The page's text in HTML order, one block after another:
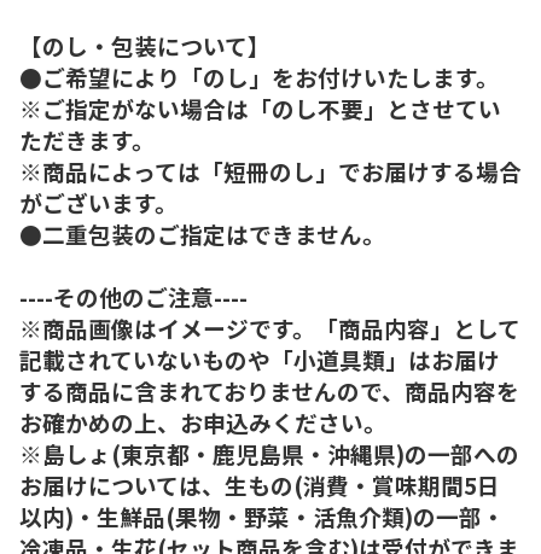
【のし・包装について】
●ご希望により「のし」をお付けいたします。
※ご指定がない場合は「のし不要」とさせてい
ただきます。
※商品によっては「短冊のし」でお届けする場合
がございます。
●二重包装のご指定はできません。
----その他のご注意----
※商品画像はイメージです。「商品内容」として
記載されていないものや「小道具類」はお届け
する商品に含まれておりませんので、商品内容を
お確かめの上、お申込みください。
※島しょ(東京都・鹿児島県・沖縄県)の一部への
お届けについては、生もの(消費・賞味期間5日
以内)・生鮮品(果物・野菜・活魚介類)の一部・
冷凍品・生花(セット商品を含む)は受付ができま